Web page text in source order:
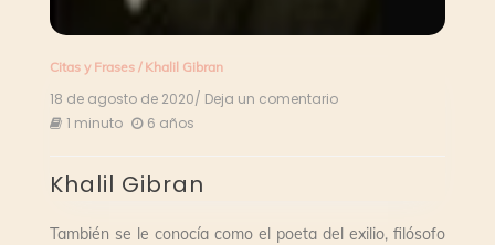
Citas y Frases/ Khalil Gibran
18 de agosto de 2020/ Deja un comentarioen
1 minuto 6 años
Khalil Gibran
También se le conocía como el poeta del exilio, filósofo